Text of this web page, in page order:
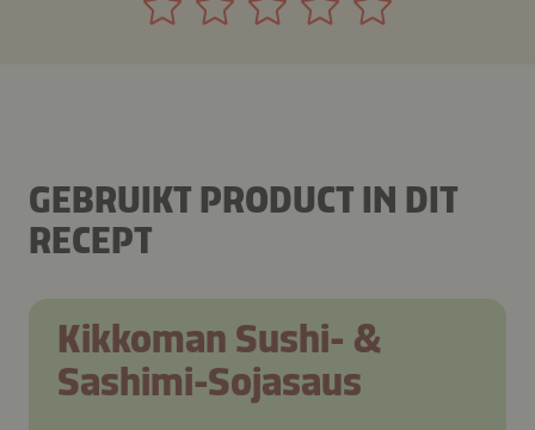
GEBRUIKT PRODUCT IN DIT
RECEPT
Kikkoman Sushi- &
Sashimi-Sojasaus